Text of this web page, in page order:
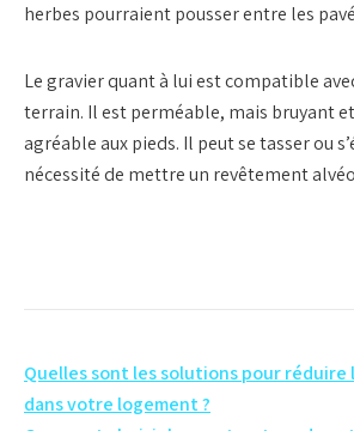
herbes pourraient pousser entre les
Le gravier quant à lui est compatible
terrain. Il est perméable, mais bruyant
agréable aux pieds. Il peut se tasser ou
nécessité de mettre un revêtement
Navigation
de
Quelles sont les solutions pour réduire
dans votre logement ?